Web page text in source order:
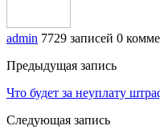
admin 7729 записей 0
Предыдущая запись
Что будет за неуплату
Следующая запись